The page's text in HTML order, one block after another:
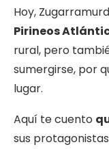
Hoy,
Pirineos
rural, pero
sumergirse, por
lugar.
Aquí te cuento
sus